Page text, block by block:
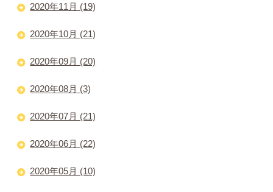
2020年11月 (19)
2020年10月 (21)
2020年09月 (20)
2020年08月 (3)
2020年07月 (21)
2020年06月 (22)
2020年05月 (10)